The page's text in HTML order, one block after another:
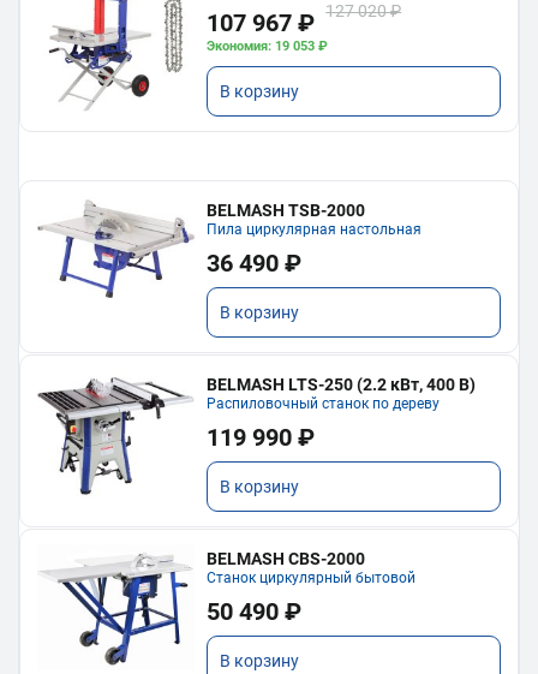
107 967 ₽ 127 020 ₽
Экономия: 19 053 ₽
В корзину
BELMASH TSB-2000
Пила циркулярная настольная
36 490 ₽
В корзину
BELMASH LTS-250 (2.2 кВт, 400 В)
Распиловочный станок по дереву
119 990 ₽
В корзину
BELMASH CBS-2000
Станок циркулярный бытовой
50 490 ₽
В корзину